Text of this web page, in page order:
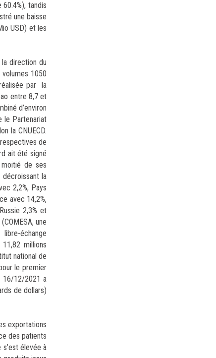
tandis
une baisse
USD) et les
direction du
1050
par la
entre 8,7 et
d’environ
le Partenariat
la CNUECD.
de
ait été signé
moitié de ses
décroissant la
2,2%, Pays
avec 14,2%,
2,3% et
une
échange
millions
national de
le premier
16/12/2021 a
de dollars)
exportations
des patients
élevée à